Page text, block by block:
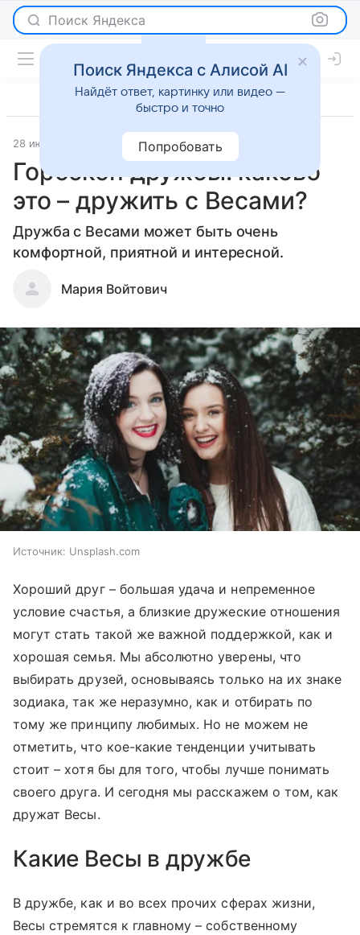
Поиск Яндекса
28 июля 2026 Леди Mail Гороскопы
Гороскоп дружбы: каково
это – дружить с Весами?
Дружба с Весами может быть очень
комфортной, приятной и интересной.
Мария Войтович
Источник: Unsplash.com
Хороший друг – большая удача и непременное
условие счастья, а близкие дружеские отношения
могут стать такой же важной поддержкой, как и
хорошая семья. Мы абсолютно уверены, что
выбирать друзей, основываясь только на их знаке
зодиака, так же неразумно, как и отбирать по
тому же принципу любимых. Но не можем не
отметить, что кое-какие тенденции учитывать
стоит – хотя бы для того, чтобы лучше понимать
своего друга. И сегодня мы расскажем о том, как
дружат Весы.
Какие Весы в дружбе
В дружбе, как и во всех прочих сферах жизни,
Весы стремятся к главному– собственному
Поиск Яндекса с Алисой AI
Найдёт ответ, картинку или видео —
быстро и точно
Попробовать